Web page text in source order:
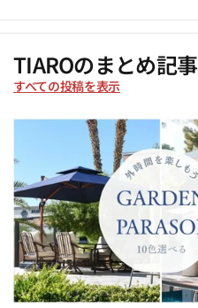
TIAROのまとめ記事
すべての投稿を表示